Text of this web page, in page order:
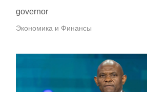
governor
Экономика и Финансы